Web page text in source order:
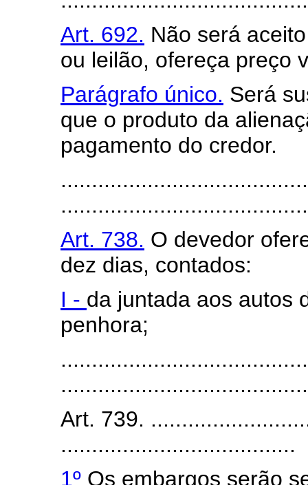
Art. 692. Não será
ou leilão, ofereça preço
Parágrafo único. Será
que o produto da
pagamento do credor.
Art. 738. O devedor
dez dias, contados:
I - da juntada aos autos
penhora;
Art. 739.
......................................
1º Os embargos serão